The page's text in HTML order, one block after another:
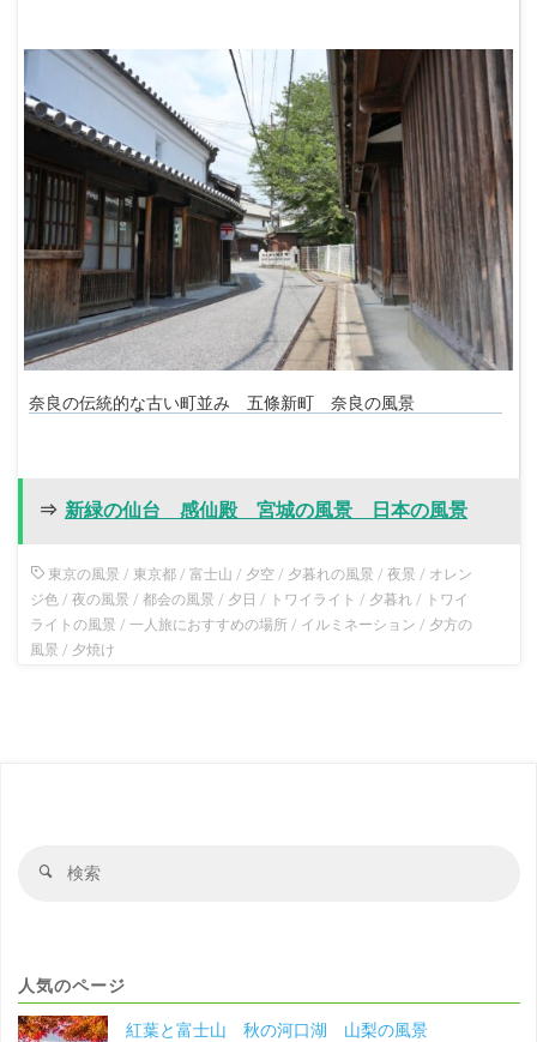
奈良の伝統的な古い町並み 五條新町 奈良の風景
⇒ 新緑の仙台 感仙殿 宮城の風景 日本の風景
東京の風景 / 東京都/ 富士山 / 夕空/ 夕暮れの風景 / 夜景 / オレン
ジ色/ 夜の風景 / 都会の風景 / 夕日 / トワイライト / 夕暮れ/
トワイ
ライトの風景 / 一人旅におすすめの場所/ イルミネーション / 夕方の
風景 / 夕焼け
検
人気のページ
紅葉と富士山 秋の河口湖 山梨の風景